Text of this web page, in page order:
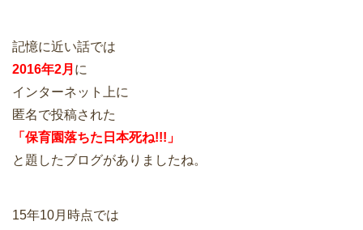
記憶に近い話では
2016年2月 に
インターネット上に
匿名で投稿された
「保育園落ちた日本死ね!!!」
と題したブログがありましたね。
15年10月時点では